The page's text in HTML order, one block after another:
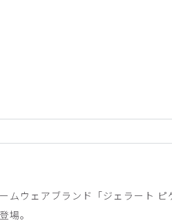
、まったくと断言したい位透けない
、とってもゴワゴワして厚い生地
ムウェアブランド「ジェラート
場。